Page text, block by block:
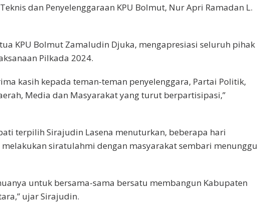
dan Penyelenggaraan KPU Bolmut, Nur Apri Ramadan L.
KPU Bolmut Zamaludin Djuka, mengapresiasi seluruh pihak
Pilkada 2024.
kasih kepada teman-teman penyelenggara, Partai Politik,
Media dan Masyarakat yang turut berpartisipasi,”
terpilih Sirajudin Lasena menuturkan, beberapa hari
siratulahmi dengan masyarakat sembari menunggu
untuk bersama-sama bersatu membangun Kabupaten
ujar Sirajudin.